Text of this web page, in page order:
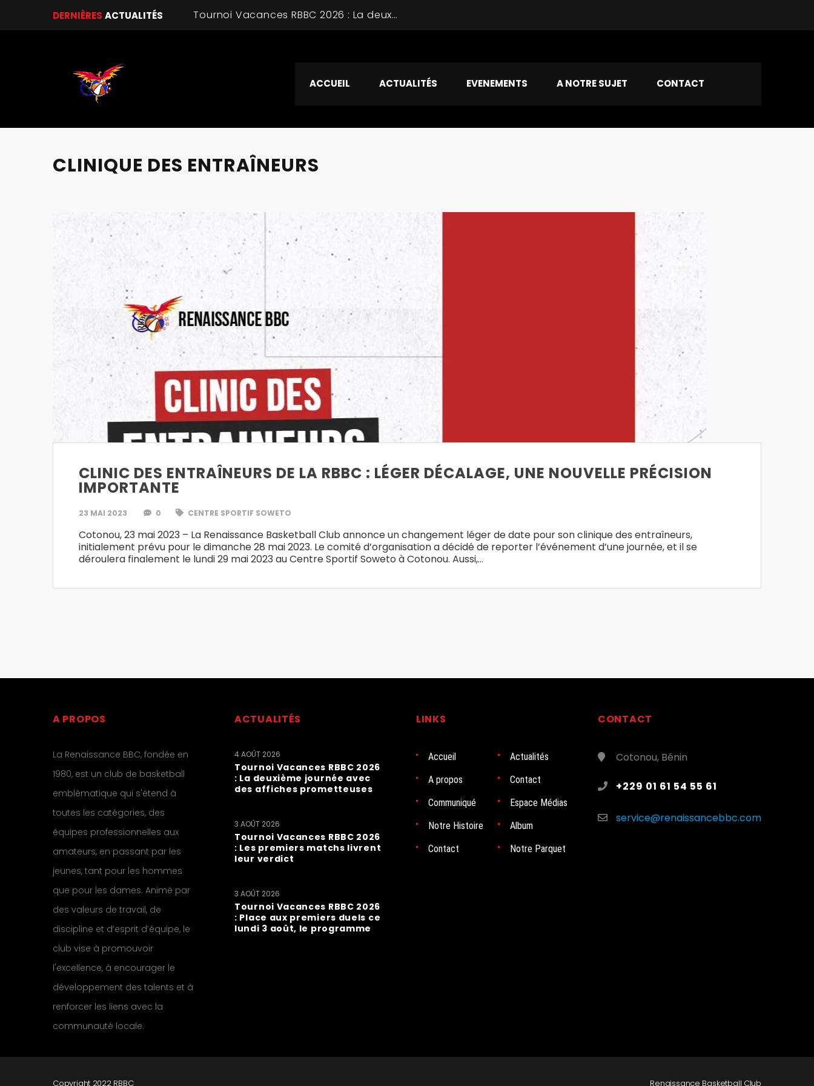
DERNIÈRES ACTUALITÉS Tournoi Vacances RBBC 2026 : La deuxième journée avec des affiches prometteuses
ACCUEIL ACTUALITÉS EVENEMENTS A NOTRE SUJET CONTACT
CLINIQUE DES ENTRAÎNEURS
CLINIC DES ENTRAÎNEURS DE LA RBBC : LÉGER DÉCALAGE, UNE NOUVELLE PRÉCISION
IMPORTANTE
23 MAI 2023 0 CENTRE SPORTIF SOWETO
Cotonou, 23 mai 2023 – La Renaissance Basketball Club annonce un changement léger de date pour son clinique des entraîneurs,
initialement prévu pour le dimanche 28 mai 2023. Le comité d’organisation a décidé de reporter l’événement d’une journée, et il se
déroulera finalement le lundi 29 mai 2023 au Centre Sportif Soweto à Cotonou. Aussi,…
A PROPOS
La Renaissance BBC, fondée en
1980, est un club de basketball
emblématique qui s'étend à
toutes les catégories, des
équipes professionnelles aux
amateurs, en passant par les
jeunes, tant pour les hommes
que pour les dames. Animé par
des valeurs de travail, de
discipline et d’esprit d’équipe, le
club vise à promouvoir
l'excellence, à encourager le
développement des talents et à
renforcer les liens avec la
communauté locale.
ACTUALITÉS
Tournoi Vacances RBBC 2026
: La deuxième journée avec
des affiches prometteuses
4 AOÛT 2026
Tournoi Vacances RBBC 2026
: Les premiers matchs livrent
leur verdict
3 AOÛT 2026
Tournoi Vacances RBBC 2026
: Place aux premiers duels ce
lundi 3 août, le programme
3 AOÛT 2026
LINKS
Accueil
Actualités
A propos
Contact
Communiqué
Espace Médias
Notre Histoire
Album
Contact
Notre Parquet
CONTACT
Cotonou, Bénin
+229 01 61 54 55 61
service@renaissancebbc.com
Copyright 2022 RBBC Renaissance Basketball Club